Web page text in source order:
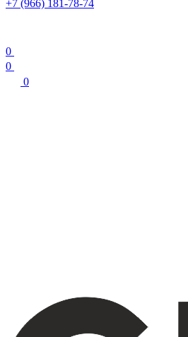
+7 (966) 181-78-74
0
0
0